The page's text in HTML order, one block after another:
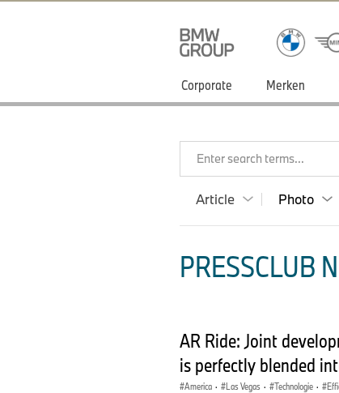
Corporate Merken
Enter search terms...
Article Photo
PRESSCLUB
AR Ride: Joint
is perfectly blended
America · Las Vegas · Technologie ·